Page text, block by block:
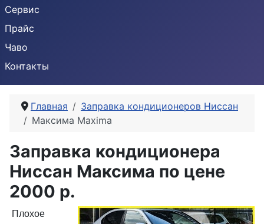
Сервис
Прайс
Чаво
Контакты
Главная
Заправка кондиционеров Ниссан
Максима Maxima
Заправка кондиционера
Ниссан Максима по цене
2000 р.
Плохое